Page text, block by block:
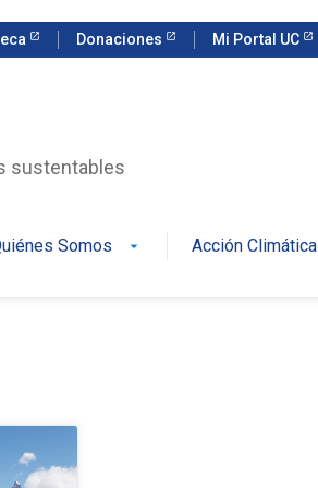
Donaciones Mi Portal UC
sustentables
Somos arrow_drop_down Acción Climática